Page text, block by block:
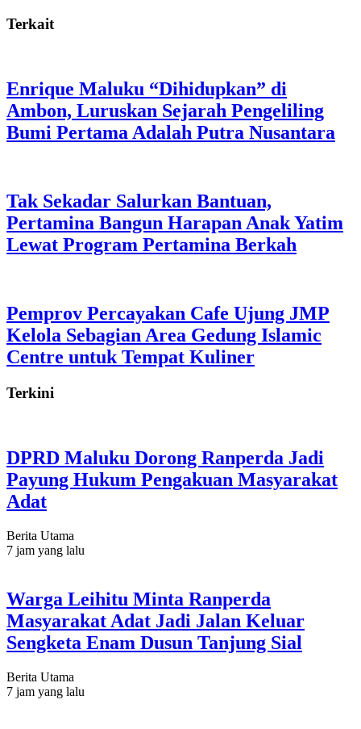
Terkait
Enrique Maluku “Dihidupkan” di
Ambon, Luruskan Sejarah Pengeliling
Bumi Pertama Adalah Putra Nusantara
Tak Sekadar Salurkan Bantuan,
Pertamina Bangun Harapan Anak Yatim
Lewat Program Pertamina Berkah
Pemprov Percayakan Cafe Ujung JMP
Kelola Sebagian Area Gedung Islamic
Centre untuk Tempat Kuliner
Terkini
DPRD Maluku Dorong Ranperda Jadi
Payung Hukum Pengakuan Masyarakat
Adat
Berita Utama
7 jam yang lalu
Warga Leihitu Minta Ranperda
Masyarakat Adat Jadi Jalan Keluar
Sengketa Enam Dusun Tanjung Sial
Berita Utama
7 jam yang lalu